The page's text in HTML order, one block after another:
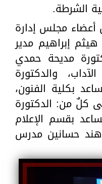
الشرطة.
مجلس إدارة
إبراهيم مدير
مديحة حمدي
والدكتورة
بكلية الفنون،
كلٌ من: الدكتورة
بقسم الإعلام
هند حسانين مدرس